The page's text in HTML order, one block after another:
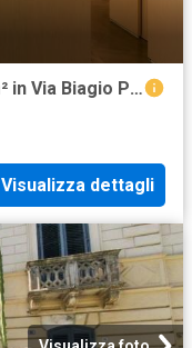
Appartamento in vendita di 185 m² in Via Biagio Petrocelli, 10
Visualizza dettagli